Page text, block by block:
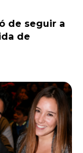
de seguir a
de